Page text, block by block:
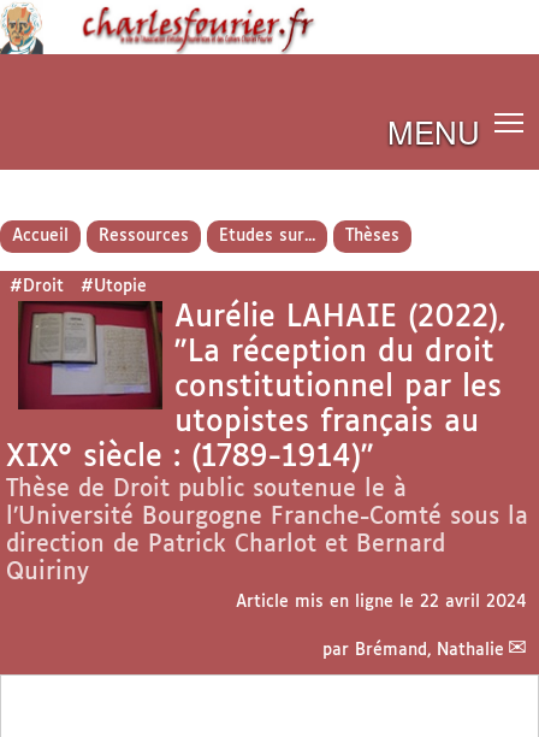
MENU
Accueil Ressources Etudes sur... Thèses
#Droit #Utopie
Aurélie LAHAIE (2022),
"La réception du droit
constitutionnel par les
utopistes français au
XIX° siècle : (1789-1914)"
Thèse de Droit public soutenue le à
l’Université Bourgogne Franche-Comté sous la
direction de Patrick Charlot et Bernard
Quiriny
Article mis en ligne le 22 avril 2024
par Brémand, Nathalie